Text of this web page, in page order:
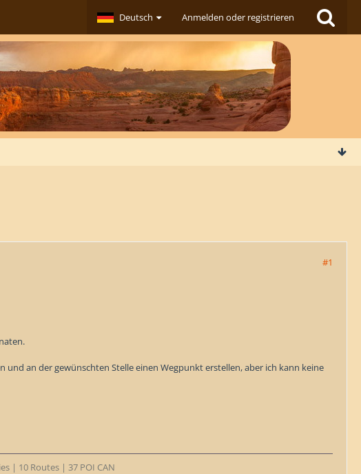
Deutsch Anmelden oder registrieren
#1
an der gewünschten Stelle einen Wegpunkt erstellen, aber ich kann keine
| 10 Routes | 37 POI CAN